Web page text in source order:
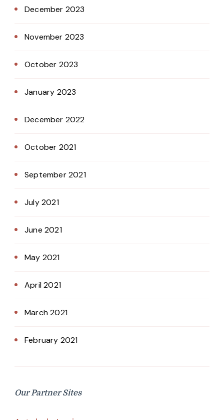
December 2023
November 2023
October 2023
January 2023
December 2022
October 2021
September 2021
July 2021
June 2021
May 2021
April 2021
March 2021
February 2021
Our Partner Sites